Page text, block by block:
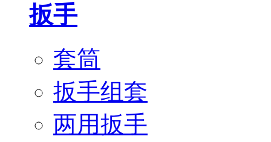
扳手
套筒
扳手组套
两用扳手